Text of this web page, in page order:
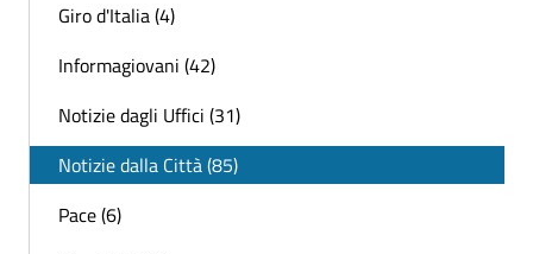
Giro d'Italia (4)
Informagiovani (42)
Notizie dagli Uffici (31)
Notizie dalla Città (85)
Pace (6)